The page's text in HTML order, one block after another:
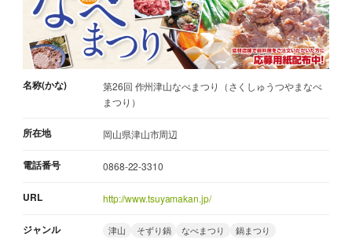
名称(かな)
第26回 作州津山なべまつり（さくしゅうつやまなべ
まつり）
所在地 岡山県津山市周辺
電話番号 0868-22-3310
URL http://www.tsuyamakan.jp/
ジャンル 津山 そずり鍋 なべまつり 鍋まつり